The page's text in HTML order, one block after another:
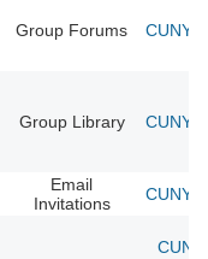
Group Forums CUNY
Group Library CUNY
Email
Invitations
CUNY